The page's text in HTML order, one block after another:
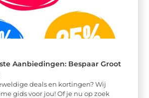
Aanbiedingen: Bespaar Groot
deals en kortingen? Wij
gids voor jou! Of je nu op zoek